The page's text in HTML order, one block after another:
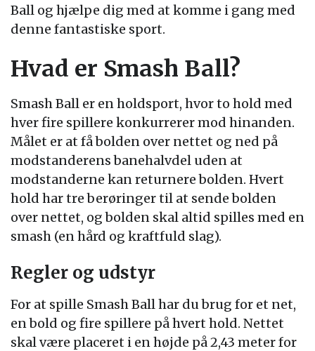
Ball og hjælpe dig med at komme i gang med
denne fantastiske sport.
Hvad er Smash Ball?
Smash Ball er en holdsport, hvor to hold med
hver fire spillere konkurrerer mod hinanden.
Målet er at få bolden over nettet og ned på
modstanderens banehalvdel uden at
modstanderne kan returnere bolden. Hvert
hold har tre berøringer til at sende bolden
over nettet, og bolden skal altid spilles med en
smash (en hård og kraftfuld slag).
Regler og udstyr
For at spille Smash Ball har du brug for et net,
en bold og fire spillere på hvert hold. Nettet
skal være placeret i en højde på 2,43 meter for